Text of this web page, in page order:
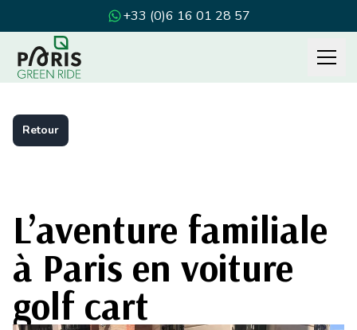
+33 (0)6 16 01 28 57
Retour
L’aventure familiale
à Paris en voiture
golf cart